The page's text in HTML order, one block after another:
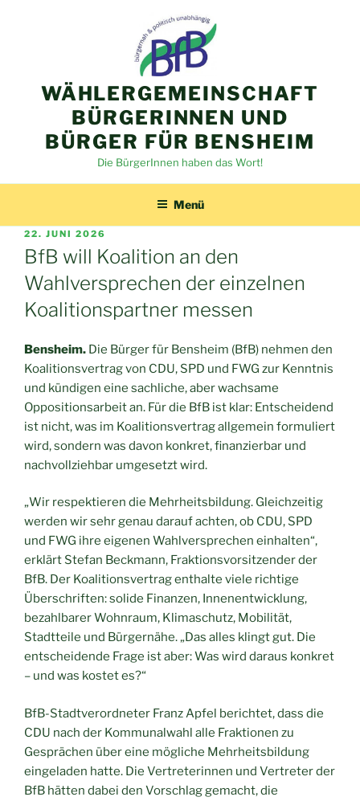
WÄHLERGEMEINSCHAFT
BÜRGERINNEN UND
BÜRGER FÜR BENSHEIM
Die BürgerInnen haben das Wort!
Menü
VERÖFFENTLICHT
AM
22. JUNI 2026
BfB will Koalition an den
Wahlversprechen der einzelnen
Koalitionspartner messen
Bensheim. Die Bürger für Bensheim (BfB) nehmen den
Koalitionsvertrag von CDU, SPD und FWG zur Kenntnis
und kündigen eine sachliche, aber wachsame
Oppositionsarbeit an. Für die BfB ist klar: Entscheidend
ist nicht, was im Koalitionsvertrag allgemein formuliert
wird, sondern was davon konkret, finanzierbar und
nachvollziehbar umgesetzt wird.
„Wir respektieren die Mehrheitsbildung. Gleichzeitig
werden wir sehr genau darauf achten, ob CDU, SPD
und FWG ihre eigenen Wahlversprechen einhalten“,
erklärt Stefan Beckmann, Fraktionsvorsitzender der
BfB. Der Koalitionsvertrag enthalte viele richtige
Überschriften: solide Finanzen, Innenentwicklung,
bezahlbarer Wohnraum, Klimaschutz, Mobilität,
Stadtteile und Bürgernähe. „Das alles klingt gut. Die
entscheidende Frage ist aber: Was wird daraus konkret
– und was kostet es?“
BfB-Stadtverordneter Franz Apfel berichtet, dass die
CDU nach der Kommunalwahl alle Fraktionen zu
Gesprächen über eine mögliche Mehrheitsbildung
eingeladen hatte. Die Vertreterinnen und Vertreter der
BfB hätten dabei den Vorschlag gemacht, die